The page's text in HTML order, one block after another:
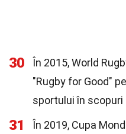
30
În 2015, World
"Rugby for Good"
sportului în
31
În 2019, Cupa